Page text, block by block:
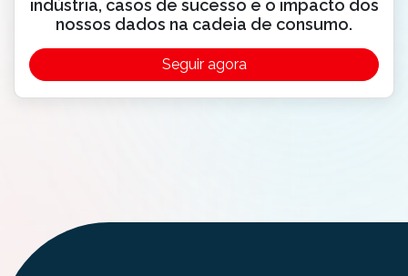
indústria, casos de sucesso e o impacto dos
nossos dados na cadeia de consumo.
Seguir agora